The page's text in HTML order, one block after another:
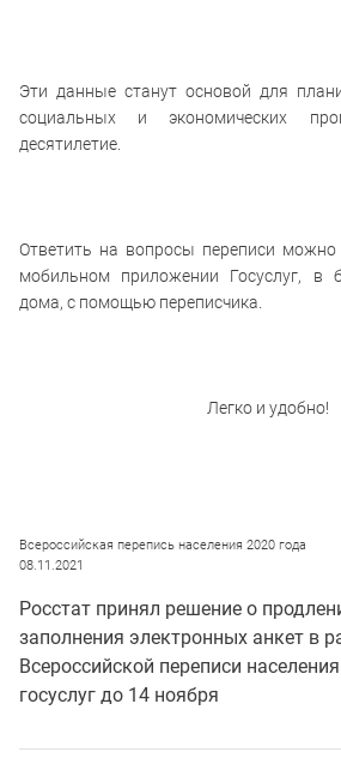
Эти данные станут основой для
социальных и экономических
десятилетие.
Ответить на вопросы переписи можно
мобильном приложении Госуслуг,
дома, с помощью переписчика.
Легко и удобно!
Всероссийская перепись населения 2020 года
08.11.2021
Росстат принял решение о
заполнения электронных анкет в
Всероссийской переписи
госуслуг до 14 ноября